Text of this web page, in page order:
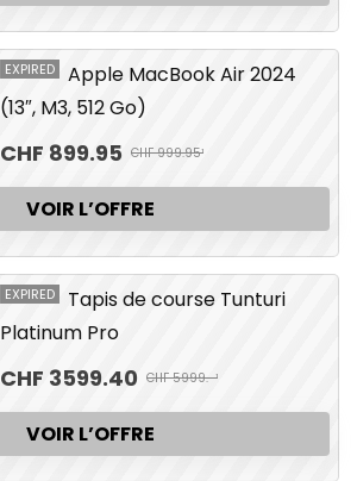
EXPIRED
Apple MacBook Air 2024
(13″, M3, 512 Go)
CHF 899.95 CHF 999.95¹
VOIR L’OFFRE
EXPIRED
Tapis de course Tunturi
Platinum Pro
CHF 3599.40 CHF 5999.-¹
VOIR L’OFFRE